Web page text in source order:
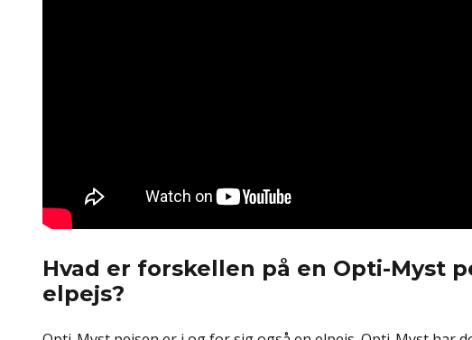
Hvad er forskellen på en Opti-Myst
elpejs?